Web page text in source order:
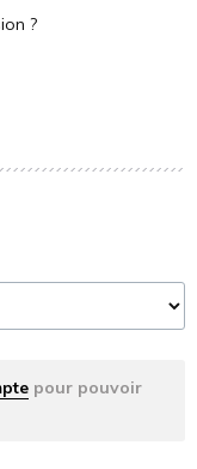
?
pour pouvoir